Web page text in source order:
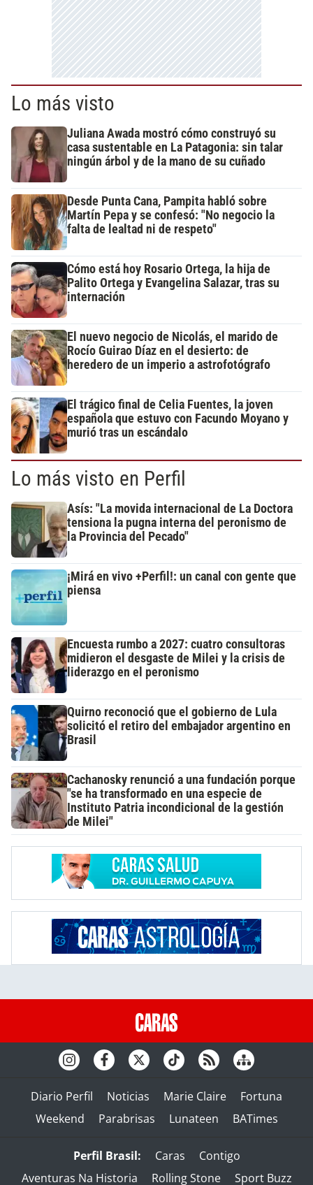
Lo más visto
Juliana Awada mostró cómo construyó su
casa sustentable en La Patagonia: sin talar
ningún árbol y de la mano de su cuñado
Desde Punta Cana, Pampita habló sobre
Martín Pepa y se confesó: "No negocio la
falta de lealtad ni de respeto"
Cómo está hoy Rosario Ortega, la hija de
Palito Ortega y Evangelina Salazar, tras su
internación
El nuevo negocio de Nicolás, el marido de
Rocío Guirao Díaz en el desierto: de
heredero de un imperio a astrofotógrafo
El trágico final de Celia Fuentes, la joven
española que estuvo con Facundo Moyano y
murió tras un escándalo
Lo más visto en Perfil
Asís: "La movida internacional de La Doctora
tensiona la pugna interna del peronismo de
la Provincia del Pecado"
¡Mirá en vivo +Perfil!: un canal con gente que
piensa
Encuesta rumbo a 2027: cuatro consultoras
midieron el desgaste de Milei y la crisis de
liderazgo en el peronismo
Quirno reconoció que el gobierno de Lula
solicitó el retiro del embajador argentino en
Brasil
Cachanosky renunció a una fundación porque
"se ha transformado en una especie de
Instituto Patria incondicional de la gestión
de Milei"
Diario Perfil Noticias Marie Claire
Fortuna
Weekend
Parabrisas Lunateen BATimes
Perfil Brasil: Caras
Contigo
Aventuras Na Historia
Rolling Stone Sport Buzz